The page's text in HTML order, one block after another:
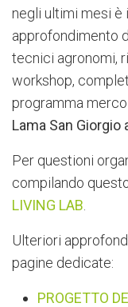
negli ultimi mesi è
approfondimento
tecnici agronomi,
workshop,
programma
Lama San Giorgio
Per questioni
compilando
LIVING LAB
Ulteriori
pagine dedicate:
PROGETTO